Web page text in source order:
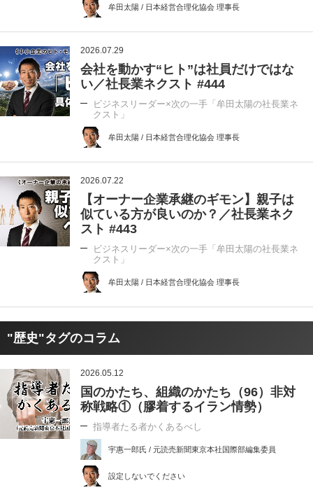
牟田太陽 / 日本経営合理化協会 理事長
2026.07.29
会社を動かす“ヒト”は社員だけではな
い／社長業ネクスト #444
ビジネスリーダー×次の一手「牟田太陽の社長業ネ
クスト」
牟田太陽 / 日本経営合理化協会 理事長
2026.07.22
【オーナー企業承継のギモン】親子は
似ている方が良いのか？／社長業ネク
スト #443
ビジネスリーダー×次の一手「牟田太陽の社長業ネ
クスト」
牟田太陽 / 日本経営合理化協会 理事長
"歴史"タグのコラム
2026.05.12
国のかたち、組織のかたち（96）非対
称戦略①（膠着するイラン情勢）
指導者たる者かくあるべし
宇惠一郎氏 / 元読売新聞東京本社国際部編集委員
設定しないでください